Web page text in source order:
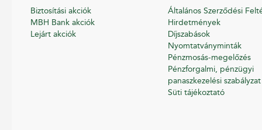
Biztosítási akciók
MBH Bank akciók
Lejárt akciók
Általános Szerződési
Hirdetmények
Díjszabások
Nyomtatványminták
Pénzmosás-megelőzés
Pénzforgalmi, pénzügyi
panaszkezelési szabályzat
Süti tájékoztató